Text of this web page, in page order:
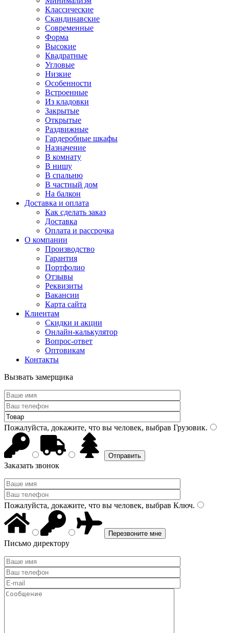
Классические
Скандинавские
Современные
Форма
Высокие
Квадратные
Угловые
Низкие
Особенности
Встроенные
Из кладовки
Закрытые
Открытые
Раздвижные
Гардеробные шкафы
Назначение
В комнату
В нишу
В спальню
В частный дом
На балкон
Доставка и оплата
Как сделать заказ
Доставка
Оплата и рассрочка
О компании
Производство
Гарантия
Портфолио
Отзывы
Реквизиты
Вакансии
Карта сайта
Клиентам
Скидки и акции
Онлайн-калькулятор
Вопрос-ответ
Оптовикам
Контакты
Вызвать замерщика
Пожалуйста, докажите, что вы человек, выбрав Грузовик.
Заказать звонок
Пожалуйста, докажите, что вы человек, выбрав Ключ.
Письмо директору